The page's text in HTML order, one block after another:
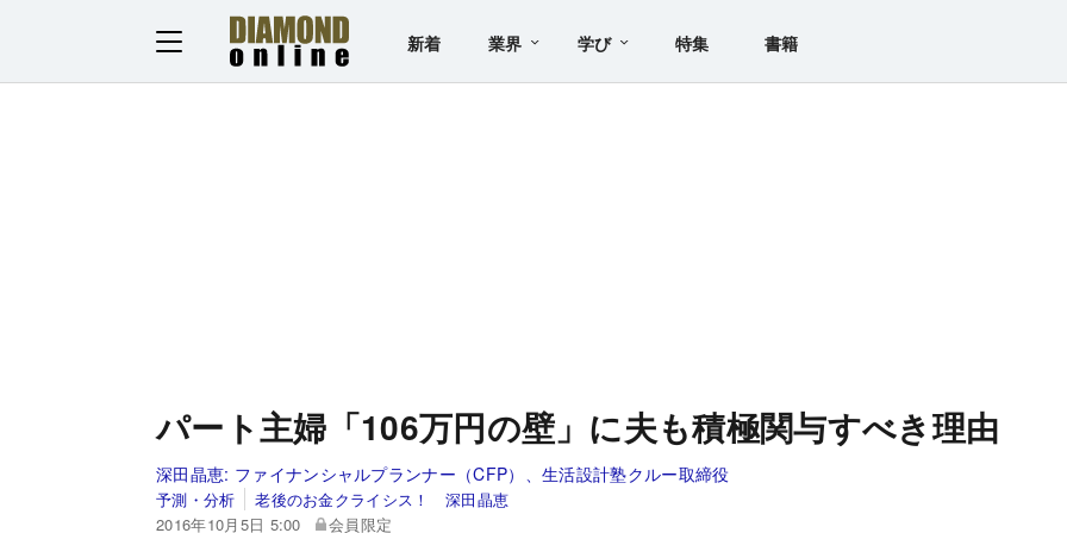
新着 業界 学び 特集 書籍
パート主婦「106万円の壁」に夫も積極関与すべき理由
深田晶恵: ファイナンシャルプランナー（CFP）、生活設計塾クルー取締役
予測・分析
老後のお金クライシス！ 深田晶恵
2016年10月5日 5:00
会員限定